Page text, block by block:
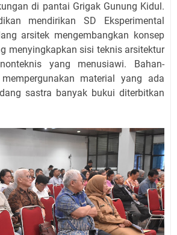
di pantai Grigak Gunung Kidul.
mendirikan SD Eksperimental
arsitek mengembangkan konsep
menyingkapkan sisi teknis arsitektur
yang menusiawi. Bahan-
material yang ada
sastra banyak bukui diterbitkan